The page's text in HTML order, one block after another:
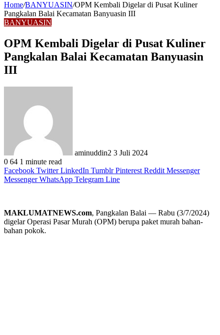
Home/BANYUASIN/OPM Kembali Digelar di Pusat Kuliner
Pangkalan Balai Kecamatan Banyuasin III
BANYUASIN
OPM Kembali Digelar di Pusat Kuliner
Pangkalan Balai Kecamatan Banyuasin
III
aminuddin2 3 Juli 2024
0 64 1 minute read
Facebook Twitter LinkedIn Tumblr Pinterest Reddit Messenger
Messenger WhatsApp Telegram Line
MAKLUMATNEWS.com, Pangkalan Balai — Rabu (3/7/2024)
digelar Operasi Pasar Murah (OPM) berupa paket murah bahan-
bahan pokok.